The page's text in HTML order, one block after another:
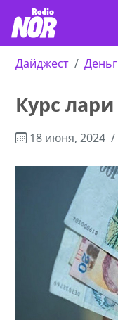
Дайджест
Курс
18 июня, 2024